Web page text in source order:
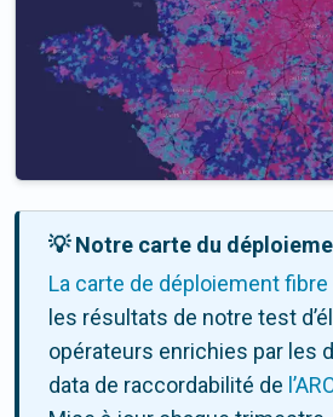
💡 Notre carte du
La carte de déploiement fibre
les résultats de notre test
opérateurs enrichies par les
data de raccordabilité de